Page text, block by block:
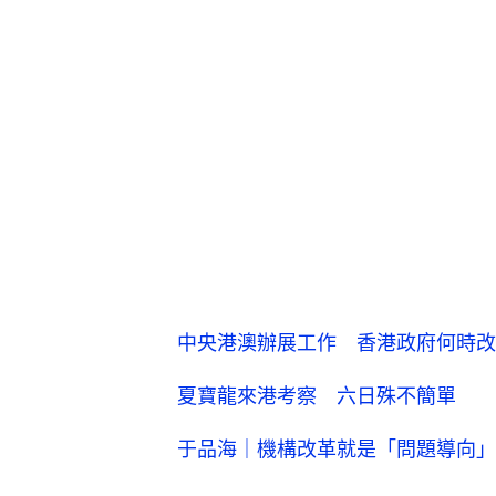
中央港澳辦展工作 香港政府何時
夏寶龍來港考察 六日殊不簡單
于品海｜機構改革就是「問題導向」